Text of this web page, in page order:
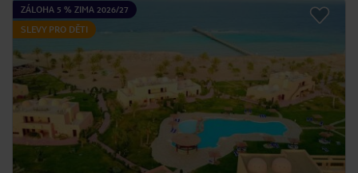
ZÁLOHA 5 % ZIMA 2026/27
SLEVY PRO DĚTI